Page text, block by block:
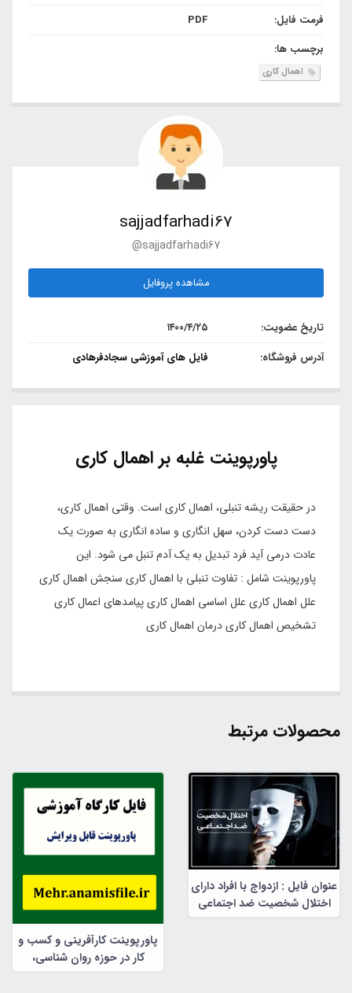
فرمت فایل:
PDF
برچسب ها:
اهمال کاری
sajjadfarhadi67
@sajjadfarhadi67
مشاهده پروفایل
تاریخ عضویت:
۱۴۰۰/۴/۲۵
آدرس فروشگاه:
فایل های آموزشی سجادفرهادی
پاورپوینت غلبه بر اهمال کاری
در حقیقت ریشه تنبلی، اهمال کاری است. وقتی اهمال کاری،
دست دست کردن، سهل انگاری و ساده انگاری به صورت یک
عادت درمی آید فرد تبدیل به یک آدم تنبل می شود. این
پاورپوینت شامل : تفاوت تنبلی با اهمال کاری سنجش اهمال کاری
علل اهمال کاری علل اساسی اهمال کاری پیامدهای اعمال کاری
تشخیص اهمال کاری درمان اهمال کاری
محصولات مرتبط
عنوان فایل : ازدواج با افراد دارای
اختلال شخصیت ضد اجتماعی
پاورپوینت کارآفرینی و کسب و
کار در حوزه روان شناسی،
مشاوره و علوم تربیتی